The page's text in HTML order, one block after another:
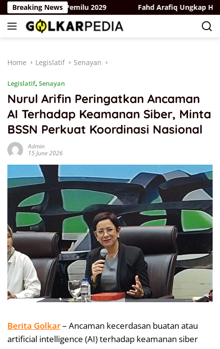
Skip
to
content
Breaking News
Hadapi Pemilu 2029 Fahd Arafiq Ungkap Hasil
Home Legislatif Senayan
Legislatif, Senayan
Nurul Arifin Peringatkan Ancaman
AI Terhadap Keamanan Siber, Minta
BSSN Perkuat Koordinasi Nasional
Admin
15 June 2026
Berita Golkar– Ancaman kecerdasan buatan atau
artificial intelligence (AI) terhadap keamanan siber